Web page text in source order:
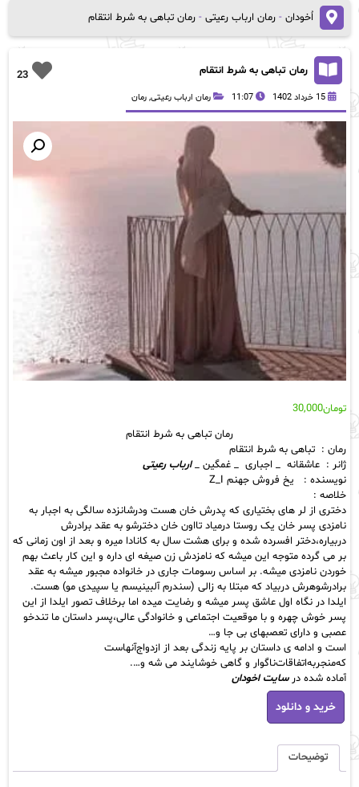
اُخودان- رمان ارباب رعیتی- رمان تباهی به شرط انتقام
23 رمان تباهی به شرط انتقام
15 خرداد 1402 11:07 رمان ارباب رعیتی, رمان
تومان30,000
رمان تباهی به شرط انتقام
رمان : تباهی به شرط انتقام
ژانر : عاشقانه _ اجباری _ غمگین _ارباب رعیتی
نویسنده : یخ فروش جهنم Z_I
خلاصه :
دختری از لر های بختیاری که پدرش خان هست ودرشانزده سالگی به اجبار به
نامزدی پسر خان یک روستا درمیاد تااون خان دخترشو به عقد برادرش
دربیاره،دختر افسرده شده و برای هشت سال به کانادا میره و بعد از اون زمانی که
بر می گرده متوجه این میشه که نامزدش زن صیغه ای داره و این کار باعث بهم
خوردن نامزدی میشه. بر اساس رسومات جاری در خانواده مجبور میشه به عقد
برادرشوهرش دربیاد که مبتلا به زالی (سندرم آلبینیسم یا سپیدی مو) هست.
ایلدا در نگاه اول عاشق پسر میشه و رضایت میده اما برخلاف تصور ایلدا از این
پسر خوش چهره و با موقعیت اجتماعی و خانوادگی عالی،پسر داستان ما تندخو
عصبی و دارای تعصبهای بی جا و…
است و ادامه ی داستان بر پایه زندگی بعد از ازدواج‌آنهاست
که‌منجربه‌اتفاقات‌ناگوار و گاهی خوشایند می شه و….
آماده شده درسایت اخودان
رمان
تباهی
به
انتقام
عدد
خرید و دانلود
توضیحات